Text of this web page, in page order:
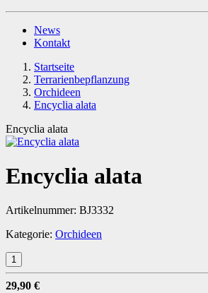
News
Kontakt
Startseite
Terrarienbepflanzung
Orchideen
Encyclia alata
Encyclia alata
Encyclia alata
Artikelnummer: BJ3332
Kategorie: Orchideen
29,90 €